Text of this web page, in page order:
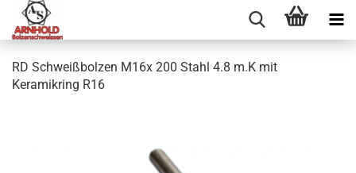
RD Schweißbolzen M16x 200 Stahl 4.8 m.K mit
Keramikring R16